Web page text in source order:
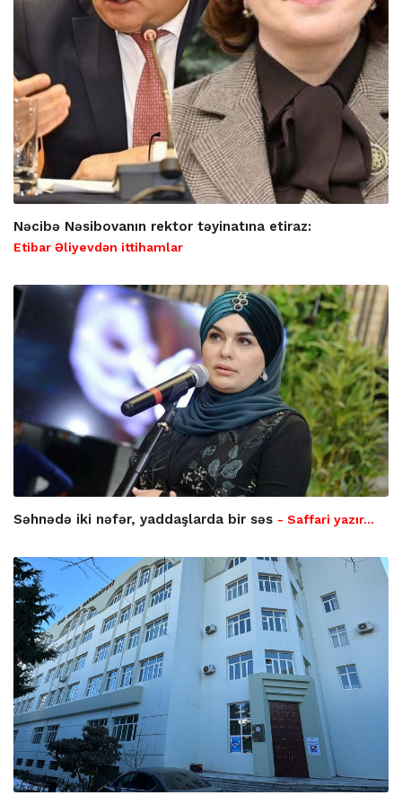
Nəcibə Nəsibovanın rektor təyinatına etiraz:
Etibar Əliyevdən ittihamlar
Səhnədə iki nəfər, yaddaşlarda bir səs - Saffari yazır…